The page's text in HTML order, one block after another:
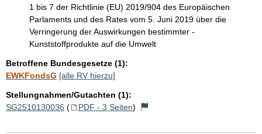
1 bis 7 der Richtlinie (EU) 2019/904 des Europäischen
Parlaments und des Rates vom 5. Juni 2019 über die
Verringerung der Auswirkungen bestimmter -
Kunststoffprodukte auf die Umwelt
Betroffene Bundesgesetze (1):
EWKFondsG [alle RV hierzu]
Stellungnahmen/Gutachten (1):
SG2510130036 ( PDF - 3 Seiten)